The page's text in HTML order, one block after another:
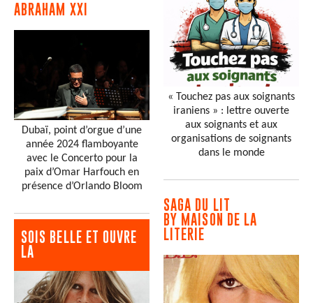
ABRAHAM XXI
Dubaï, point d’orgue d’une
année 2024 flamboyante
avec le Concerto pour la
paix d’Omar Harfouch en
présence d’Orlando Bloom
SOIS BELLE ET OUVRE
LA
« Touchez pas aux soignants
iraniens » : lettre ouverte
aux soignants et aux
organisations de soignants
dans le monde
SAGA DU LIT
BY MAISON DE LA
LITERIE